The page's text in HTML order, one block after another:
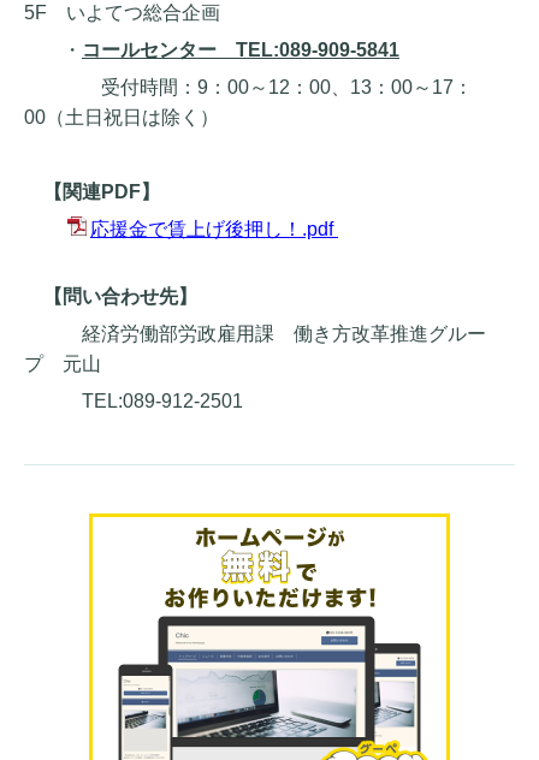
5F いよてつ総合企画
・ コールセンター TEL:089-909-5841
受付時間：9：00～12：00、13：00～17：
00（土日祝日は除く）
【関連PDF】
応援金で賃上げ後押し！.pdf
【問い合わせ先】
経済労働部労政雇用課 働き方改革推進グルー
プ 元山
TEL:089-912-2501